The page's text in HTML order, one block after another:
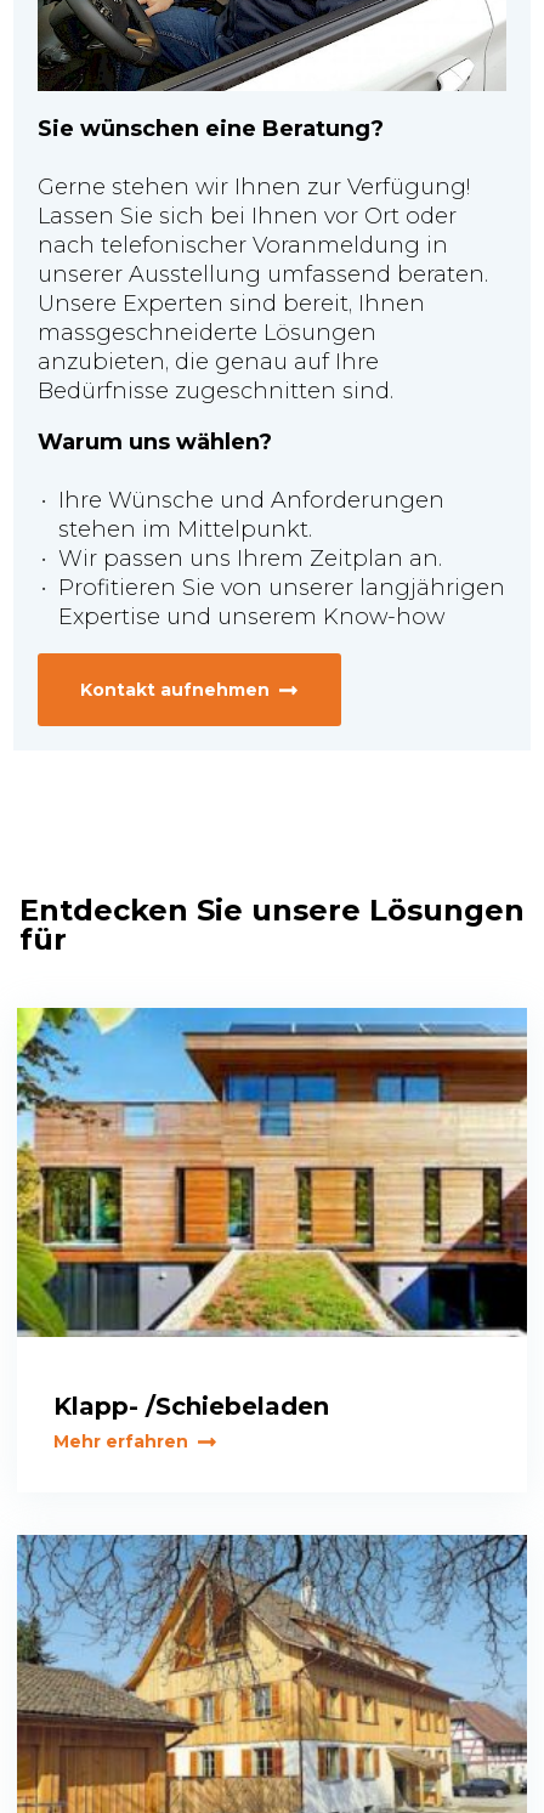
Sie wünschen eine Beratung?
Gerne stehen wir Ihnen zur Verfügung!
Lassen Sie sich bei Ihnen vor Ort oder
nach telefonischer Voranmeldung in
unserer Ausstellung umfassend beraten.
Unsere Experten sind bereit, Ihnen
massgeschneiderte Lösungen
anzubieten, die genau auf Ihre
Bedürfnisse zugeschnitten sind.
Warum uns wählen?
Ihre Wünsche und Anforderungen
stehen im Mittelpunkt.
Wir passen uns Ihrem Zeitplan an.
Profitieren Sie von unserer langjährigen
Expertise und unserem Know-how
Kontakt aufnehmen
Entdecken Sie unsere Lösungen
für
Klapp- /Schiebeladen
Mehr erfahren